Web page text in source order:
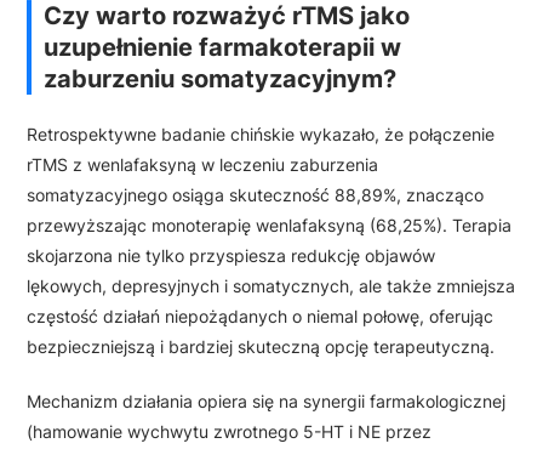
Czy warto rozważyć rTMS jako
uzupełnienie farmakoterapii w
zaburzeniu somatyzacyjnym?
Retrospektywne badanie chińskie wykazało, że połączenie
rTMS z wenlafaksyną w leczeniu zaburzenia
somatyzacyjnego osiąga skuteczność 88,89%, znacząco
przewyższając monoterapię wenlafaksyną (68,25%). Terapia
skojarzona nie tylko przyspiesza redukcję objawów
lękowych, depresyjnych i somatycznych, ale także zmniejsza
częstość działań niepożądanych o niemal połowę, oferując
bezpieczniejszą i bardziej skuteczną opcję terapeutyczną.
Mechanizm działania opiera się na synergii farmakologicznej
(hamowanie wychwytu zwrotnego 5-HT i NE przez